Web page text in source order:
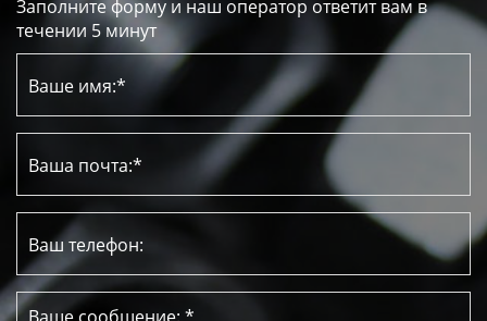
Заполните форму и наш оператор ответит вам в
течении 5 минут